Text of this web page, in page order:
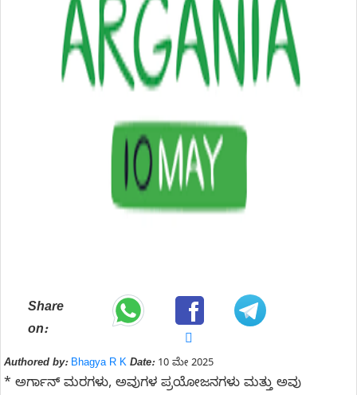
Share
on:
Authored by: Bhagya R K Date:10 ಮೇ 2025
* ಅರ್ಗಾನ್ ಮರಗಳು, ಅವುಗಳ ಪ್ರಯೋಜನಗಳು ಮತ್ತು ಅವು